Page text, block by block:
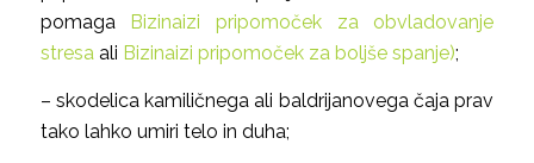
pomaga
Bizinaizi pripomoček za obvladovanje
stresaali Bizinaizi pripomoček za boljše spanje);
– skodelica kamiličnega ali baldrijanovega čaja prav
tako lahko umiri telo in duha;